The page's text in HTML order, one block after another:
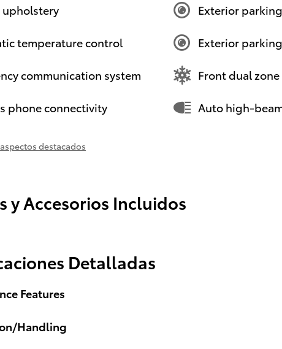
upholstery
temperature control
communication system
phone connectivity
Exterior
Exterior
Front dual
Auto high-
destacados
y Accesorios Incluidos
Detalladas
Features
Handling